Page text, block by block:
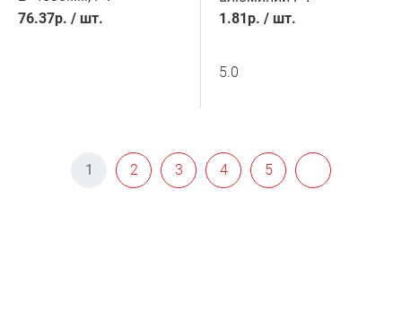
76.37р. / шт.
1.81р. / шт.
5.0
1 2 3 4 5